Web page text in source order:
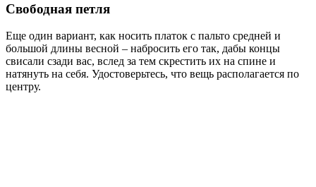
Свободная петля
Еще один вариант, как носить платок с пальто средней и
большой длины весной – набросить его так, дабы концы
свисали сзади вас, вслед за тем скрестить их на спине и
натянуть на себя. Удостоверьтесь, что вещь располагается по
центру.